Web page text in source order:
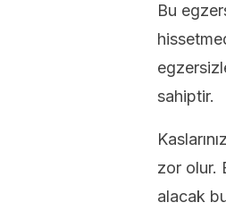
Bu
sahiptir.
zor olur.
alacak